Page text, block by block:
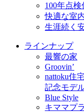
100年点検
快適な室
生涯続く
ラインナップ
最響の家
Groovin’
nattoku住
記念モデ
Blue Style
キママプ